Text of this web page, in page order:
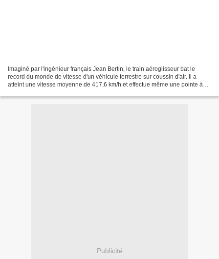
Imaginé par l'ingénieur français Jean Bertin, le train aéroglisseur bat le
record du monde de vitesse d'un véhicule terrestre sur coussin d'air. Il a
atteint une vitesse moyenne de 417,6 km/h et effectue même une pointe à
Publicité